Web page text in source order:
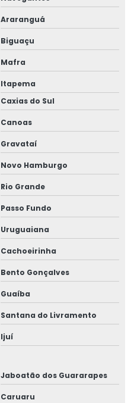
Araranguá
Biguaçu
Mafra
Itapema
Caxias do Sul
Canoas
Gravataí
Novo Hamburgo
Rio Grande
Passo Fundo
Uruguaiana
Cachoeirinha
Bento Gonçalves
Guaíba
Santana do Livramento
Ijuí
Jaboatão dos Guararapes
Caruaru